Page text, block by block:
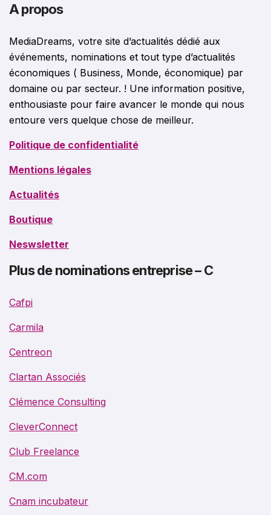
A propos
MediaDreams, votre site d’actualités dédié aux
événements, nominations et tout type d’actualités
économiques ( Business, Monde, économique) par
domaine ou par secteur. ! Une information positive,
enthousiaste pour faire avancer le monde qui nous
entoure vers quelque chose de meilleur.
Politique de confidentialité
Mentions légales
Actualités
Boutique
Neswsletter
Plus de nominations entreprise – C
Cafpi
Carmila
Centreon
Clartan Associés
Clémence Consulting
CleverConnect
Club Freelance
CM.com
Cnam incubateur